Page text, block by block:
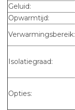
Geluid:
Opwarmtijd:
Verwarmingsbereik:
Isolatiegraad:
Opties: